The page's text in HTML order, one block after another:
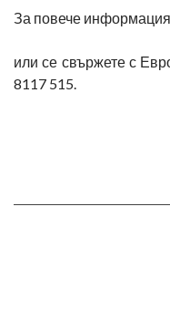
За повече
или се свържете с
8117 515.